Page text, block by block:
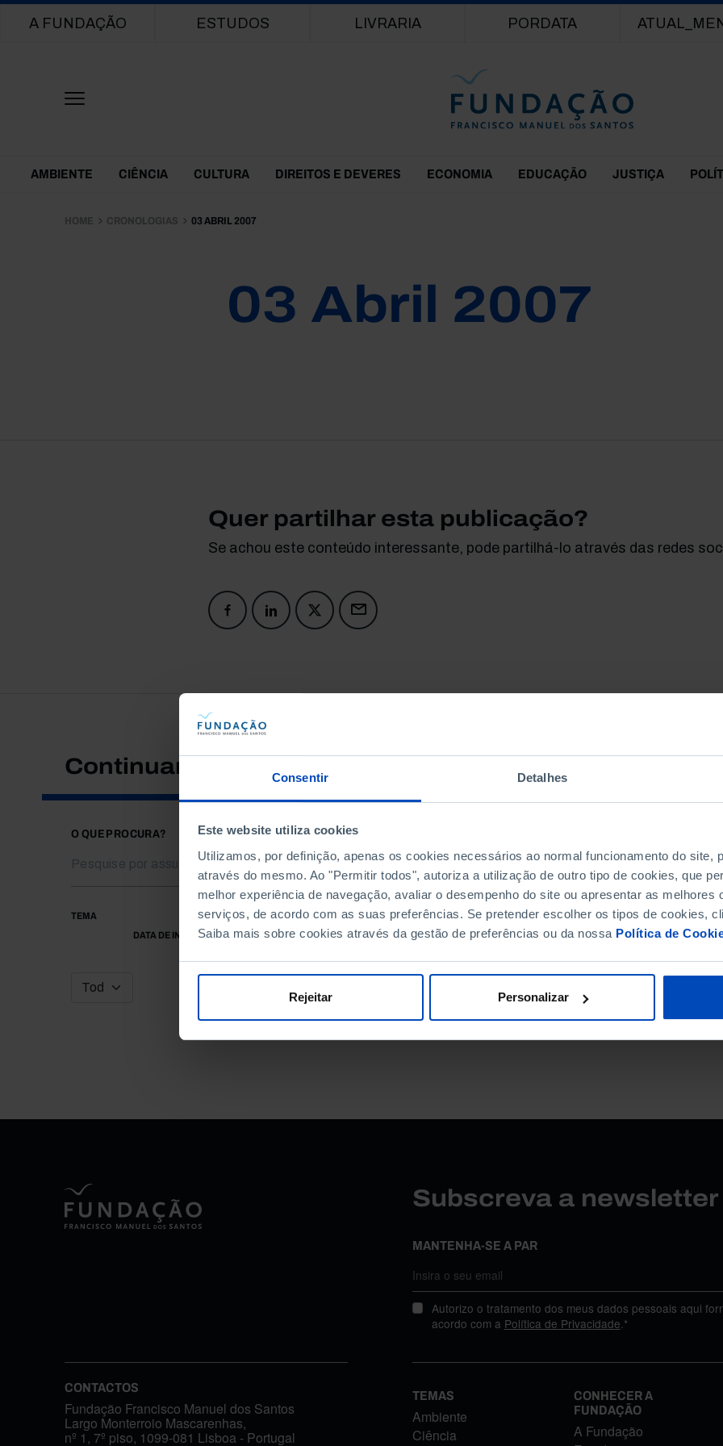
Consentir Detalhes
Este website utiliza cookies
Utilizamos, por definição, apenas os cookies necessários ao normal funcionamento do site,
através do mesmo. Ao "Permitir todos", autoriza a utilização de outro tipo de cookies, que
melhor experiência de navegação, avaliar o desempenho do site ou apresentar as melhores
serviços, de acordo com as suas preferências. Se pretender escolher os tipos de cookies,
Saiba mais sobre cookies através da gestão de preferências ou da nossa Política de
Rejeitar Personalizar
Main navigation
A FUNDAÇÃO ESTUDOS LIVRARIA PORDATA
Themes Menu
AMBIENTE CIÊNCIA CULTURA DIREITOS E DEVERES ECONOMIA EDUCAÇÃO JUSTIÇA
HOME CRONOLOGIAS 03 ABRIL 2007
03 Abril 2007
Quer partilhar esta publicação?
Se achou este conteúdo interessante, pode partilhá-lo através das redes
Continuar a pesquisar
O QUE PROCURA?
TEMA
DATA DE INÍCIO
DATA DE FIM
Subscreva a
MANTENHA-SE A PAR
Autorizo o tratamento dos meus dados pessoais aqui
acordo com a Política de Privacidade.*
CONTACTOS
Fundação Francisco Manuel dos Santos
Largo Monterroio Mascarenhas,
nº 1, 7º piso, 1099-081 Lisboa - Portugal
TEMAS
Ambiente
Ciência
CONHECER A
FUNDAÇÃO
A Fundação